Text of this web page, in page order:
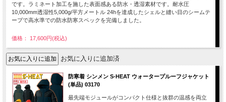
です。ラミネート加工を施した表面感ある防水・透湿素材です。耐水圧
10,000mm透湿性5,000g/平方メートル 24hを達成したシェルと縫い目のシームテ
ープで高水準での防水防寒スペックを完備しました。
価格： 17,600円(税込)
お気に入りに追加済
防寒着 シンメン S-HEAT ウォータープルーフジャケット
(単品) 03170
最先端モジュールがコンパクト仕様と抜群の温感を両立